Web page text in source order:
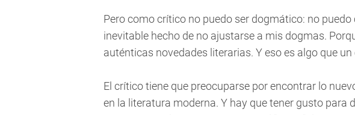
Pero como crítico no puedo ser dogmático: no puedo
inevitable hecho de no ajustarse a mis dogmas.
auténticas novedades literarias. Y eso es algo que
El crítico tiene que preocuparse por encontrar lo
en la literatura moderna. Y hay que tener gusto para